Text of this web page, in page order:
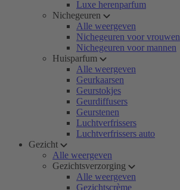
Luxe herenparfum
Nichegeuren
Alle weergeven
Nichegeuren voor vrouwen
Nichegeuren voor mannen
Huisparfum
Alle weergeven
Geurkaarsen
Geurstokjes
Geurdiffusers
Geurstenen
Luchtverfrissers
Luchtverfrissers auto
Gezicht
Alle weergeven
Gezichtsverzorging
Alle weergeven
Gezichtscrème